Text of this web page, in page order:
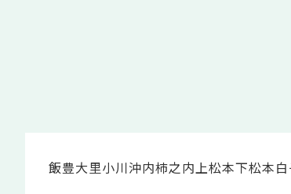
飯豊大里小川沖内柿之内 上松本下松本